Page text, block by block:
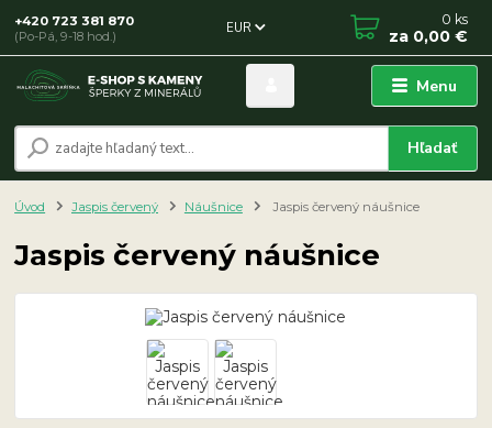
Menu
EUR
Hľadať
+420 723 381 870
(Po-Pá, 9-18 hod.)
0 ks
za 0,00 €
Úvod Jaspis červený Náušnice Jaspis červený náušnice
Jaspis červený náušnice